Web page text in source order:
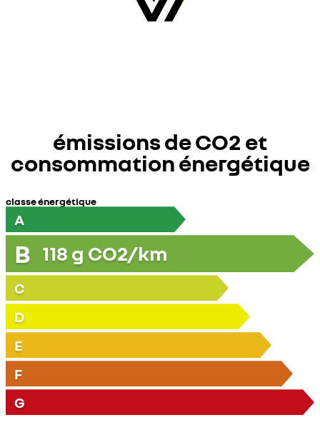
émissions de CO2 et
consommation énergétique
classe énergétique
A
B 118 g CO2/km
C
D
E
F
G